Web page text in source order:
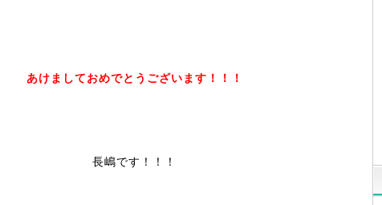
あけましておめでとうございます！！！
長嶋です！！！